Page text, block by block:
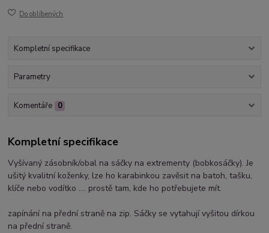
Do oblíbených
Kompletní specifikace
Parametry
Komentáře 0
Kompletní specifikace
Vyšívaný zásobník/obal na sáčky na extrementy (bobkosáčky). Je
ušitý kvalitní koženky, lze ho karabinkou zavěsit na batoh, tašku,
klíče nebo vodítko .... prostě tam, kde ho potřebujete mít.
zapínání na přední straně na zip. Sáčky se vytahují vyšitou dírkou
na přední straně.